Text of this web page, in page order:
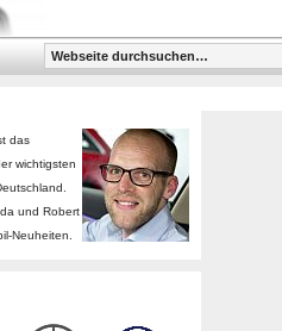
das
wichtigsten
und Robert
Neuheiten.